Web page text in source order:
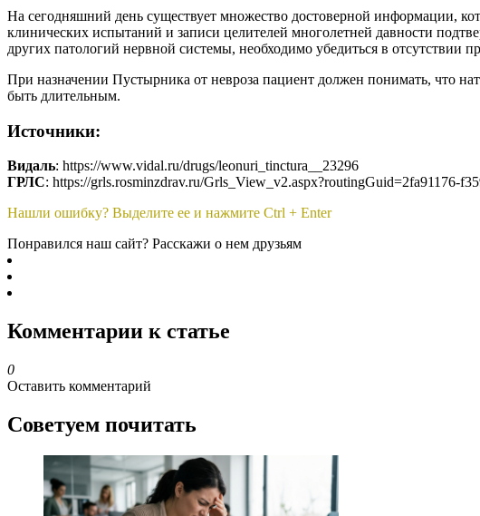
На сегодняшний день существует множество достоверной информации,
клинических испытаний и записи целителей многолетней давности
других патологий нервной системы, необходимо убедиться в отсутствии
При назначении Пустырника от невроза пациент должен понимать, что
быть длительным.
Источники:
Видаль: https://www.vidal.ru/drugs/leonuri_tinctura__23296
ГРЛС: https://grls.rosminzdrav.ru/Grls_View_v2.aspx?routingGuid=2fa91176-
Нашли ошибку? Выделите ее и нажмите Ctrl + Enter
Понравился наш сайт? Расскажи о нем друзьям
Комментарии к статье
0
Оставить комментарий
Советуем почитать